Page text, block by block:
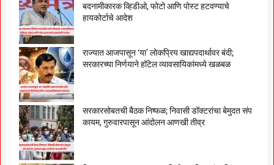
बदनामीकारक व्हिडीओ, फोटो आणि पोस्ट हटवण्याचे
हायकोर्टाचे आदेश
राज्यात आजपासून ‘या’ लोकप्रिय खाद्यपदार्थावर बंदी;
सरकारच्या निर्णयाने हॉटेल व्यावसायिकांमध्ये खळबळ
सरकारसोबतची बैठक निष्फळ; निवासी डॉक्टरांचा बेमुदत संप
कायम, गुरुवारपासून आंदोलन आणखी तीव्र